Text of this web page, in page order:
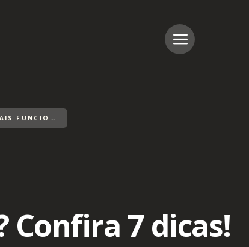
COMO TER UMA COZINHA MAIS FUNCIONAL? CONFIRA 7 DICAS!
7 dicas!